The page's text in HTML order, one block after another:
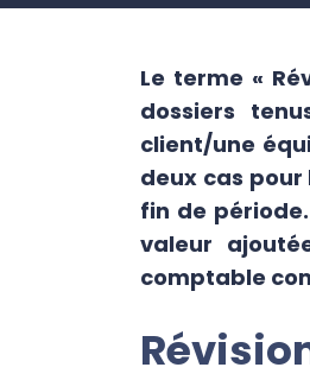
Le terme «
dossiers
client/une
deux cas
fin de
valeur
comptable